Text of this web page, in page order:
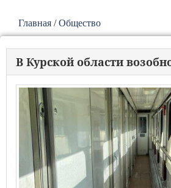
Главная /Общество
В Курской области